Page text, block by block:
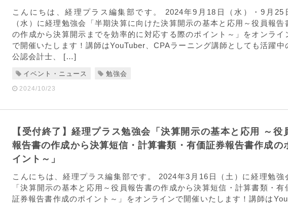
こんにちは、経理プラス編集部です。 2024年9月18日（水）・9月25
（水）に経理勉強会「半期決算に向けた決算開示の基本と応用～役員報告
の作成から決算開示までを効率的に対応する際のポイント～」をオンライ
で開催いたします！講師はYouTuber、CPAラーニング講師としても活躍中
公認会計士、 […]
イベント・ニュース 勉強会
2024/10/23
【受付終了】経理プラス勉強会「決算開示の基本と応用 ～役
報告書の作成から決算短信・計算書類・有価証券報告書作成の
イント～」
こんにちは、経理プラス編集部です。 2024年3月16日（土）に経理勉強
「決算開示の基本と応用～役員報告書の作成から決算短信・計算書類・有
証券報告書作成のポイント～」をオンラインで開催いたします！講師は